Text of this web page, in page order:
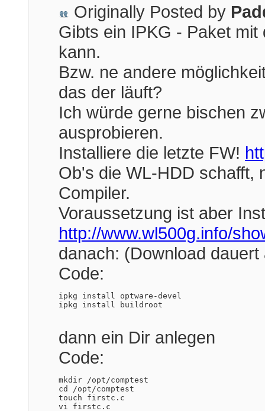
Originally Posted by
Gibts ein IPKG - Paket
kann.
Bzw. ne andere
das der läuft?
Ich würde gerne bischen
ausprobieren.
Installiere die letzte FW!
Ob's die WL-HDD schafft,
Compiler.
Voraussetzung ist aber
http://www.wl500g.info/
danach: (Download dauert
Code:
ipkg install optware-devel
ipkg install buildroot
dann ein Dir anlegen
Code:
mkdir /opt/comptest
cd /opt/comptest
touch firstc.c
vi firstc.c